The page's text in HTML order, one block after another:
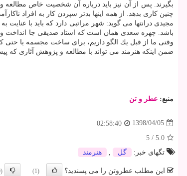
بگیرند. پس از آن نیز باید درباره آن شخصیت خاص
چنین كاری بدهد. از همه اینها بدتر سپردن كار به افراد
مجیدی درانتها می گوید: شهر مراتبی دارد كه باید با
باشد. چهره سعدی همان است كه استاد صدیقی جا انداخت و
وقتی ما از قبل یك الگو داریم، برای ساخت مجسمه یا
ضمن اینكه هنرمند می تواند با مطالعه و پژوهش آثاری كه
منبع: عطر و تن
1398/04/05
02:58:40
5.0
/
5
تگهای خبر:
گل , هنرمند
این مطلب عطروتن را می پسندید؟ (1)
(0)